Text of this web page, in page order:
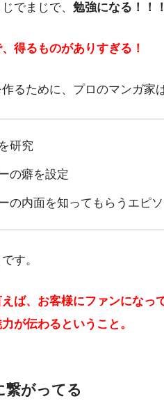
でまじで、 勉強になる！！！
得るものがありすぎる！
るために、プロのマンガ家は
研究
の癖を設定
の内面を知ってもらうエピ
す。
ば、お客様にファンにな
が伝わるということ。
繋がってる